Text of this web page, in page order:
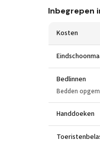
Inbegrepen
Kosten
Bedlinnen
Bedden
Handdoeken